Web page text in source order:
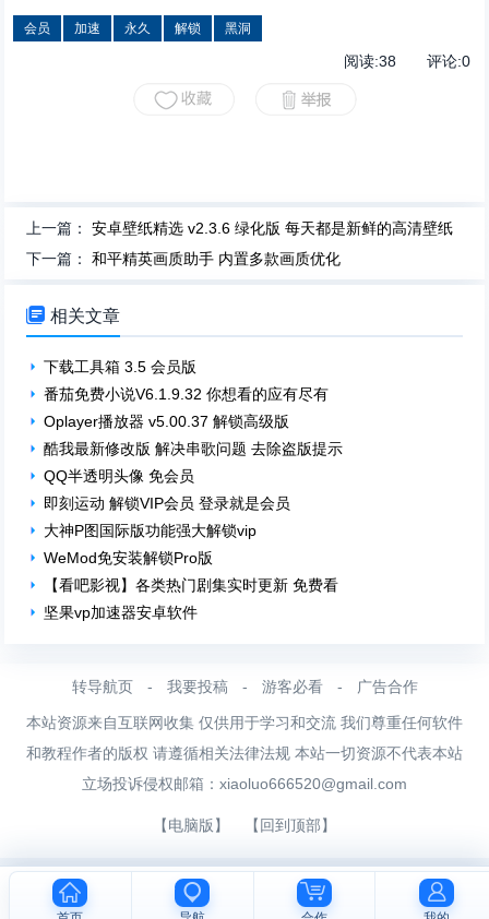
会员 加速 永久 解锁 黑洞
阅读:38 评论:0
上一篇：安卓壁纸精选 v2.3.6 绿化版 每天都是新鲜的高清壁纸
下一篇：和平精英画质助手 内置多款画质优化
 相关文章
下载工具箱 3.5 会员版
番茄免费小说V6.1.9.32 你想看的应有尽有
Oplayer播放器 v5.00.37 解锁高级版
酷我最新修改版 解决串歌问题 去除盗版提示
QQ半透明头像 免会员
即刻运动 解锁VIP会员 登录就是会员
大神P图国际版功能强大解锁vip​
WeMod免安装解锁Pro版
【看吧影视】各类热门剧集实时更新 免费看
坚果vp加速器安卓软件
转导航页 - 我要投稿 - 游客必看 - 广告合作
本站资源来自互联网收集 仅供用于学习和交流 我们尊重任何软件
和教程作者的版权 请遵循相关法律法规 本站一切资源不代表本站
立场投诉侵权邮箱： xiaoluo666520@gmail.com
【电脑版】 【回到顶部】